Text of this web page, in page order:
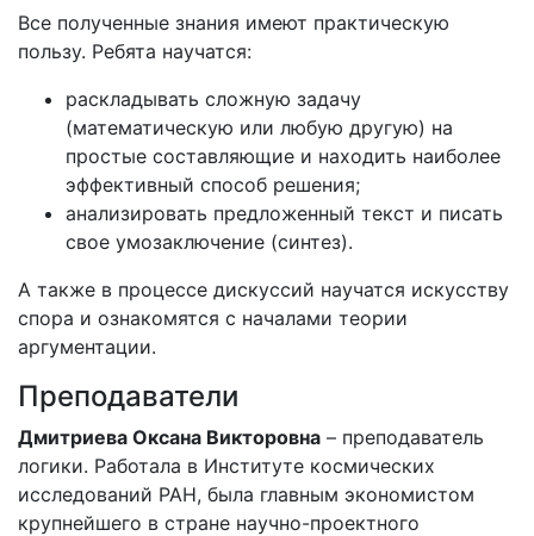
Все полученные знания имеют практическую
пользу. Ребята научатся:
раскладывать сложную задачу
(математическую или любую другую) на
простые составляющие и находить наиболее
эффективный способ решения;
анализировать предложенный текст и писать
свое умозаключение (синтез).
А также в процессе дискуссий научатся искусству
спора и ознакомятся с началами теории
аргументации.
Преподаватели
Дмитриева Оксана Викторовна – преподаватель
логики. Работала в Институте космических
исследований РАН, была главным экономистом
крупнейшего в стране научно-проектного